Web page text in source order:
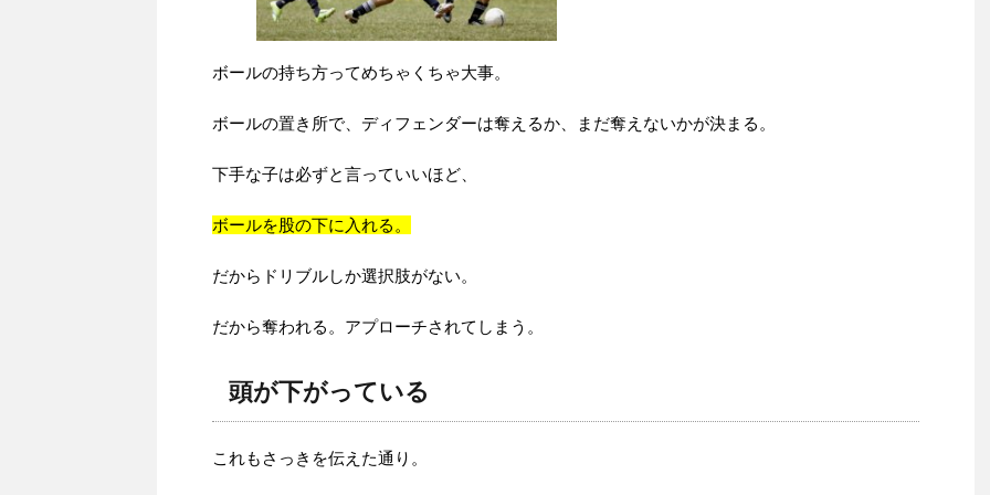
ボールの持ち方ってめちゃくちゃ大事。
ボールの置き所で、ディフェンダーは奪えるか、まだ奪えないかが決まる。
下手な子は必ずと言っていいほど、
ボールを股の下に入れる。
だからドリブルしか選択肢がない。
だから奪われる。アプローチされてしまう。
頭が下がっている
これもさっきを伝えた通り。